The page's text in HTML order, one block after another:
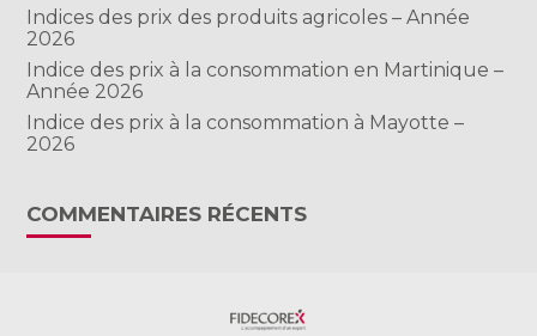
Indices des prix des produits agricoles – Année
2026
Indice des prix à la consommation en Martinique –
Année 2026
Indice des prix à la consommation à Mayotte –
2026
COMMENTAIRES RÉCENTS